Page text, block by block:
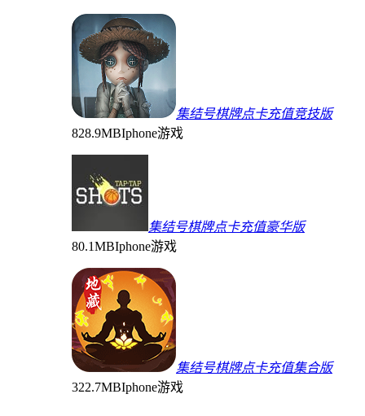
集结号棋牌点卡充值竞技版
828.9MBIphone游戏
集结号棋牌点卡充值豪华版
80.1MBIphone游戏
集结号棋牌点卡充值集合版
322.7MBIphone游戏